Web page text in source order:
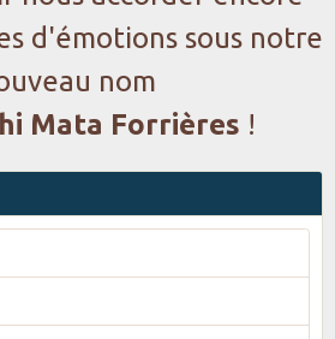
d'émotions sous notre
nom
Mata Forrières !